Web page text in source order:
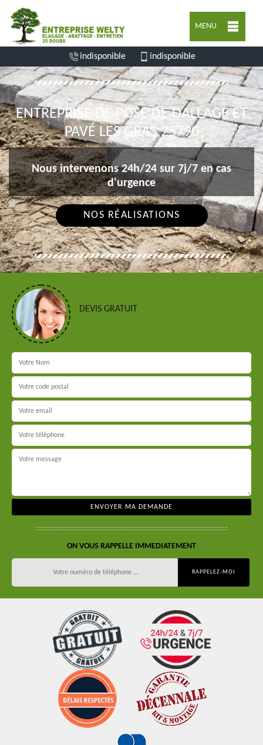
MENU
indisponible indisponible
ENTREPRISE DE POSE DE DALLAGE ET
PAVÉ LES GRAS 25790
Nous intervenons 24h/24 sur 7j/7 en cas
d'urgence
NOS RÉALISATIONS
DEVIS GRATUIT
ON VOUS RAPPELLE IMMEDIATEMENT